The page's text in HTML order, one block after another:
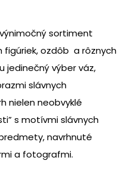
sortiment
ozdôb a rôznych
výber váz,
slávnych
nielen neobvyklé
s motívmi slávnych
navrhnuté
a fotografmi.